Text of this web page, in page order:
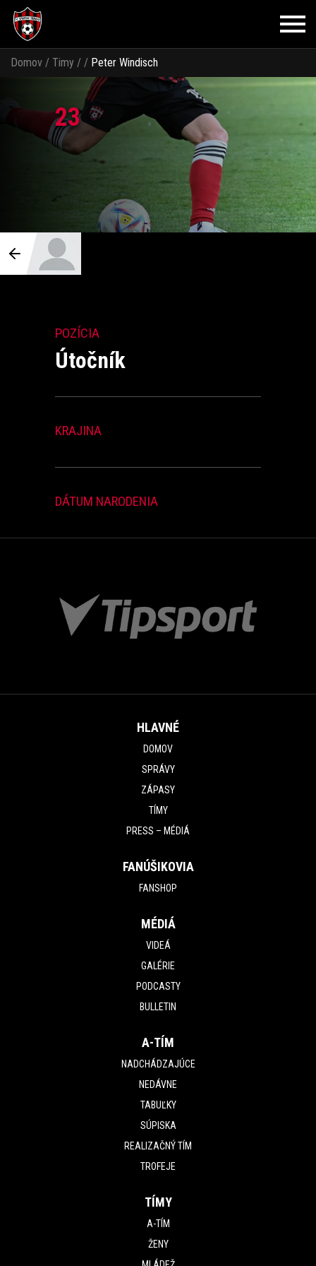
Domov / Timy / / Peter Windisch
23
POZÍCIA
Útočník
KRAJINA
DÁTUM NARODENIA
HLAVNÉ
DOMOV
SPRÁVY
ZÁPASY
TÍMY
PRESS – MÉDIÁ
FANÚŠIKOVIA
FANSHOP
MÉDIÁ
VIDEÁ
GALÉRIE
PODCASTY
BULLETIN
A-TÍM
NADCHÁDZAJÚCE
NEDÁVNE
TABUĽKY
SÚPISKA
REALIZAČNÝ TÍM
TROFEJE
TÍMY
A-TÍM
ŽENY